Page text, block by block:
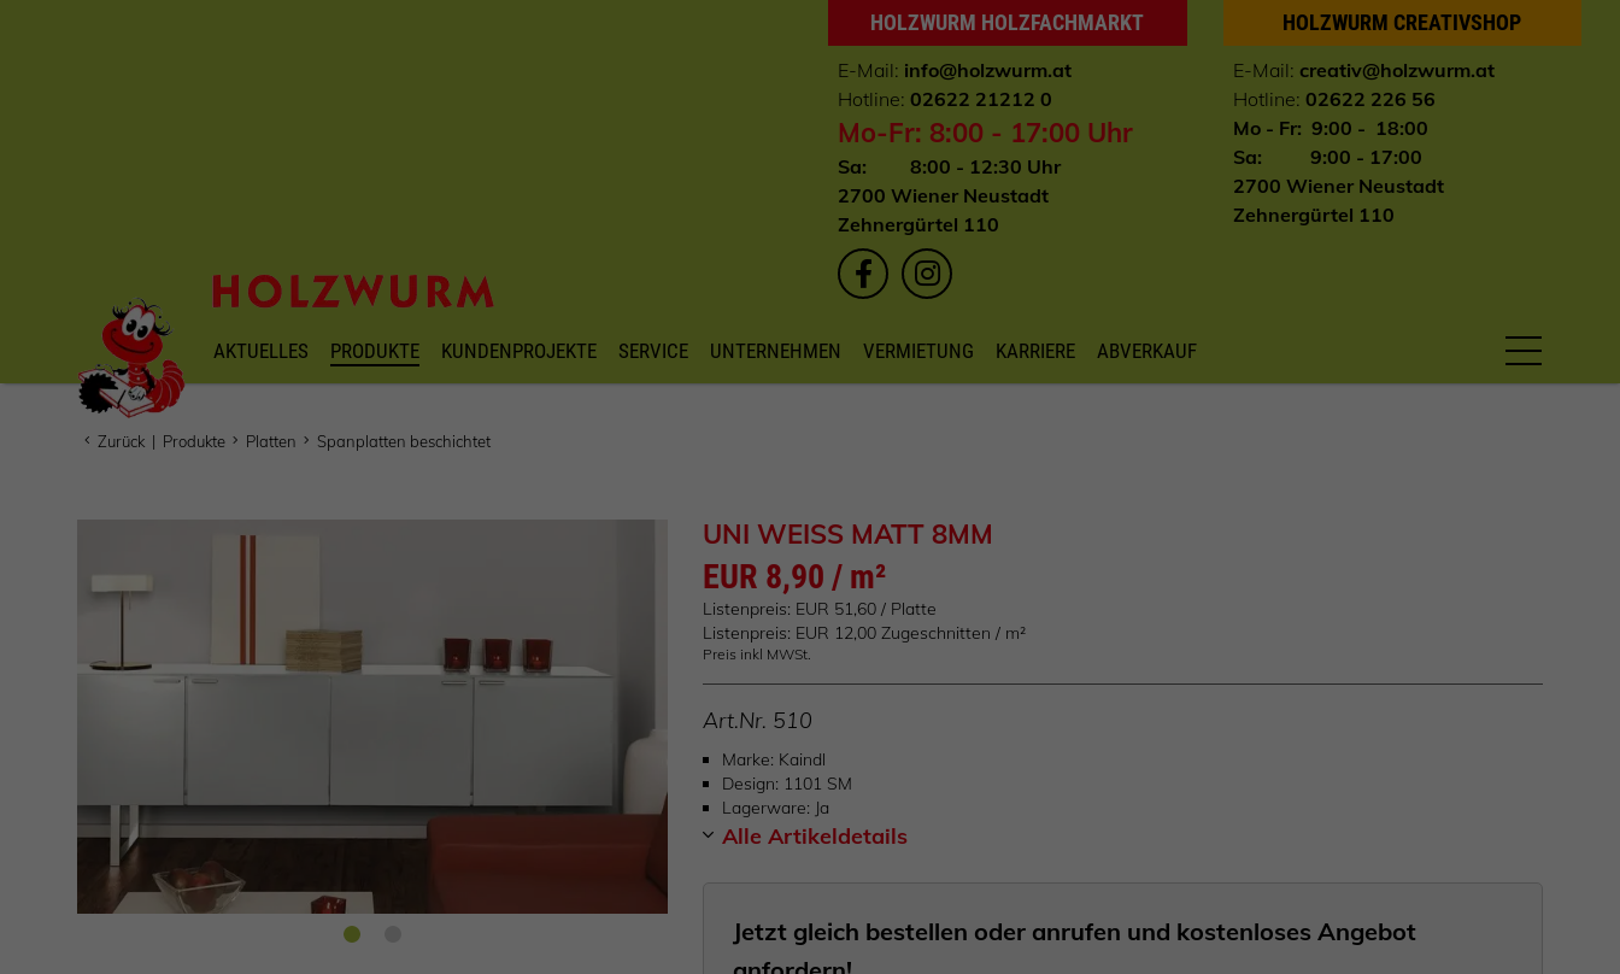
HOLZWURM HOLZFACHMARKT
E-Mail: info@holzwurm.at
Hotline: 02622 21212 0
Mo-Fr: 8:00 - 17:00 Uhr
Sa: 8:00 - 12:30 Uhr
2700 Wiener Neustadt
Zehnergürtel 110
HOLZWURM CREATIVSHOP
E-Mail: creativ@holzwurm.at
Hotline: 02622 226 56
Mo - Fr: 9:00 - 18:00
Sa: 9:00 - 17:00
2700 Wiener Neustadt
Zehnergürtel 110
AKTUELLES PRODUKTE KUNDENPROJEKTE SERVICE UNTERNEHMEN VERMIETUNG KARRIERE ABVERKAUF
Zurück | Produkte Platten Spanplatten beschichtet
UNI WEISS MATT 8MM
EUR 8,90 / m²
Listenpreis: EUR 51,60 / Platte
Listenpreis: EUR 12,00 Zugeschnitten / m²
Preis inkl MWSt.
Art.Nr. 510
Marke Kaindl
Design 1101 SM
Lagerware Ja
Alle Artikeldetails
Jetzt gleich bestellen oder anrufen und kostenloses Angebot